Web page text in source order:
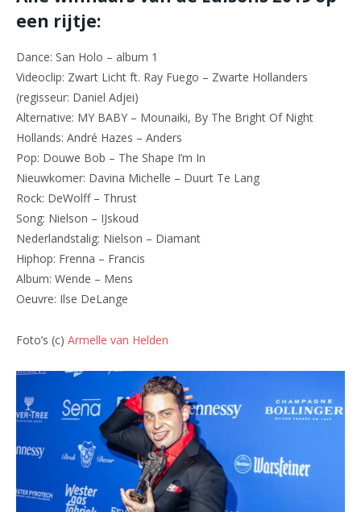
een rijtje:
Dance: San Holo – album 1
Videoclip: Zwart Licht ft. Ray Fuego – Zwarte Hollanders
(regisseur: Daniel Adjei)
Alternative: MY BABY – Mounaiki, By The Bright Of Night
Hollands: André Hazes – Anders
Pop: Douwe Bob – The Shape I’m In
Nieuwkomer: Davina Michelle – Duurt Te Lang
Rock: DeWolff – Thrust
Song: Nielson – IJskoud
Nederlandstalig: Nielson – Diamant
Hiphop: Frenna – Francis
Album: Wende – Mens
Oeuvre: Ilse DeLange
Foto’s (c) Armelle van Helden